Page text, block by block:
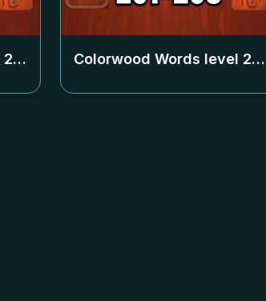
295-296 Colorwood Words level 297-298